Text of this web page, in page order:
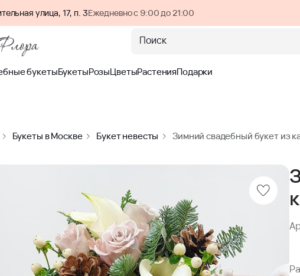
улица, 17, п. 3Ежедневно с 9:00 до 21:00
Поиск
букетыБукетыРозыЦветыРастенияПодарки
Букеты в Москве Букет невесты Зимний свадебный букет из